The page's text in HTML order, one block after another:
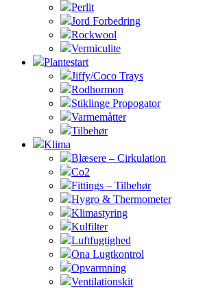
Perlit
Jord Forbedring
Rockwool
Vermiculite
Plantestart
Jiffy/Coco Trays
Rodhormon
Stiklinge Propogator
Varmemåtter
Tilbehør
Klima
Blæsere – Cirkulation
Co2
Fittings – Tilbehør
Hygro & Thermometer
Klimastyring
Kulfilter
Luftfugtighed
Ona Lugtkontrol
Opvarmning
Ventilationskit